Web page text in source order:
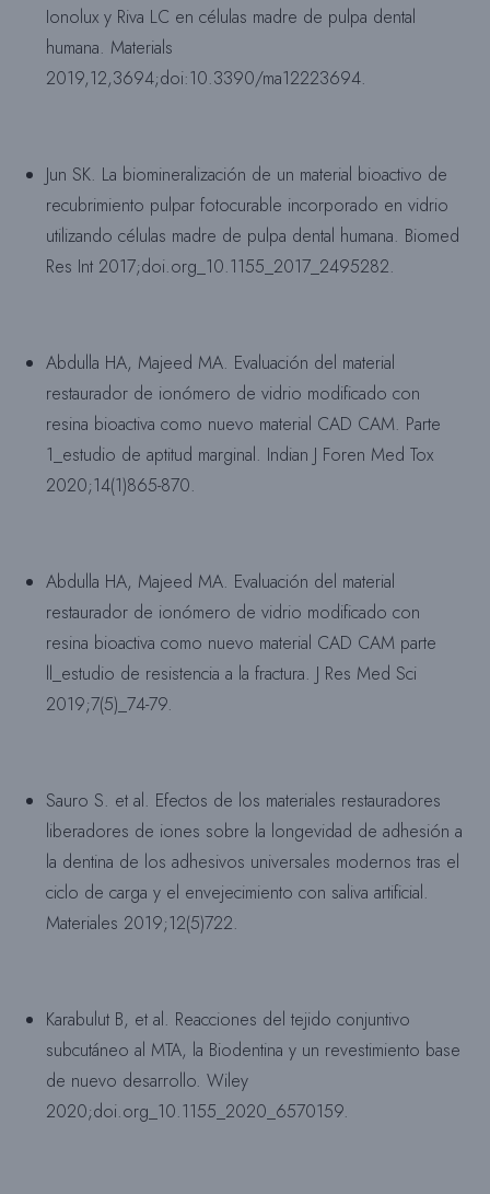
Ionolux y Riva LC en células madre de pulpa dental
humana. Materials
2019,12,3694;doi:10.3390/ma12223694.
Jun SK. La biomineralización de un material bioactivo de
recubrimiento pulpar fotocurable incorporado en vidrio
utilizando células madre de pulpa dental humana. Biomed
Res Int 2017;doi.org_10.1155_2017_2495282.
Abdulla HA, Majeed MA. Evaluación del material
restaurador de ionómero de vidrio modificado con
resina bioactiva como nuevo material CAD CAM. Parte
1_estudio de aptitud marginal. Indian J Foren Med Tox
2020;14(1)865-870.
Abdulla HA, Majeed MA. Evaluación del material
restaurador de ionómero de vidrio modificado con
resina bioactiva como nuevo material CAD CAM parte
ll_estudio de resistencia a la fractura. J Res Med Sci
2019;7(5)_74-79.
Sauro S. et al. Efectos de los materiales restauradores
liberadores de iones sobre la longevidad de adhesión a
la dentina de los adhesivos universales modernos tras el
ciclo de carga y el envejecimiento con saliva artificial.
Materiales 2019;12(5)722.
Karabulut B, et al. Reacciones del tejido conjuntivo
subcutáneo al MTA, la Biodentina y un revestimiento base
de nuevo desarrollo. Wiley
2020;doi.org_10.1155_2020_6570159.